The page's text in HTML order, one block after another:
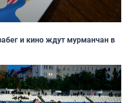
и кино ждут мурманчан в